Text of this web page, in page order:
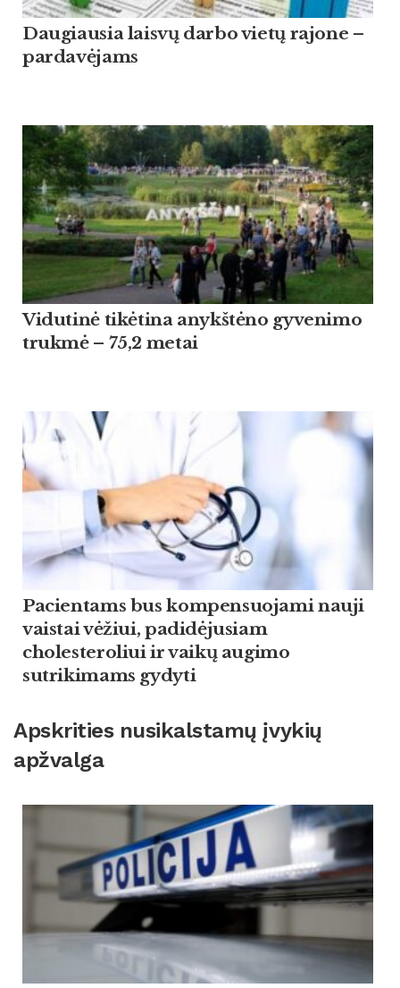
Daugiausia laisvų darbo vietų rajone –
pardavėjams
Vidutinė tikėtina anykštėno gyvenimo
trukmė – 75,2 metai
Pacientams bus kompensuojami nauji
vaistai vėžiui, padidėjusiam
cholesteroliui ir vaikų augimo
sutrikimams gydyti
Apskrities nusikalstamų įvykių
apžvalga